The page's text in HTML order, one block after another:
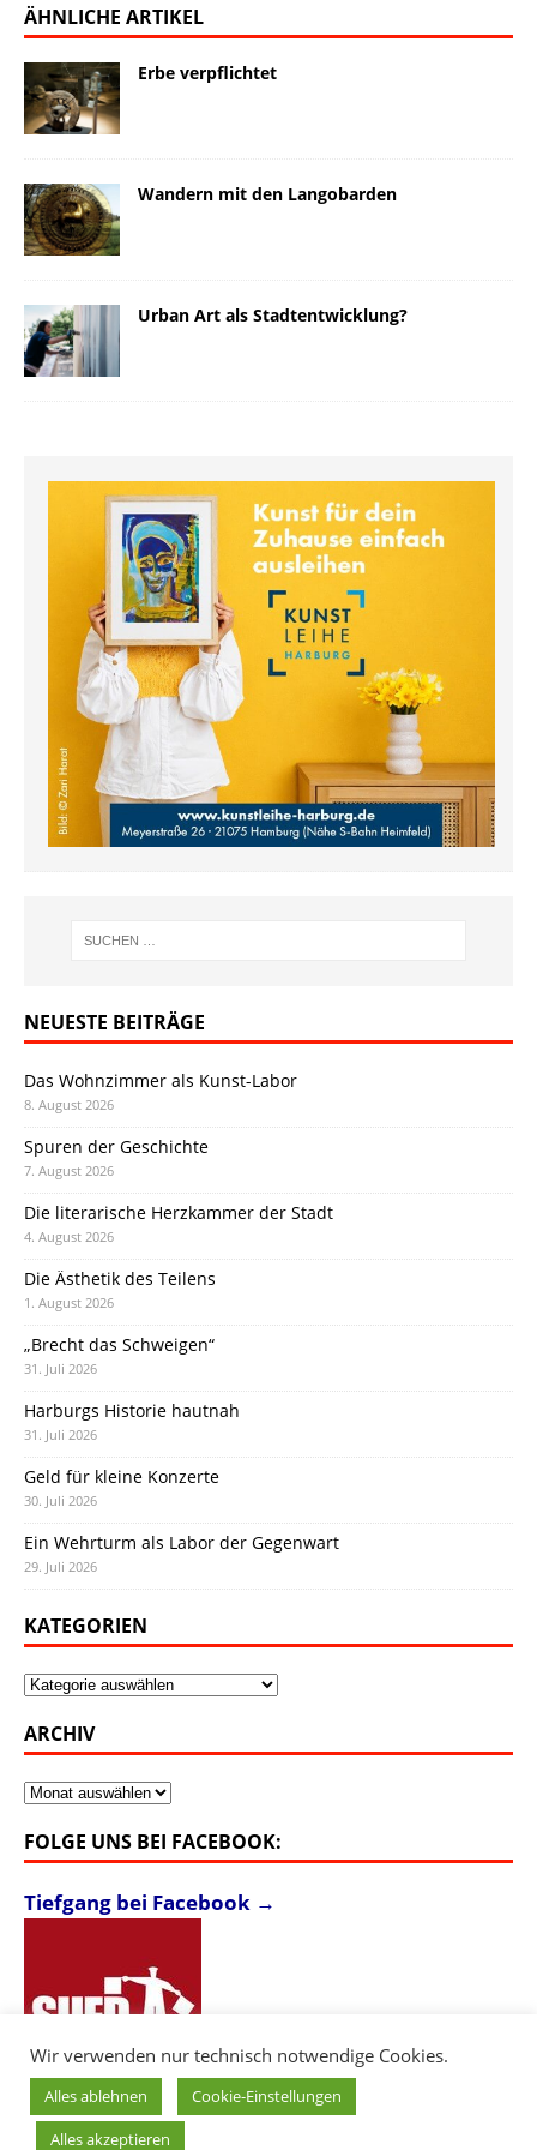
ÄHNLICHE ARTIKEL
Erbe verpflichtet
Wandern mit den Langobarden
Urban Art als Stadtentwicklung?
NEUESTE BEITRÄGE
Das Wohnzimmer als Kunst-Labor
8. August 2026
Spuren der Geschichte
7. August 2026
Die literarische Herzkammer der Stadt
4. August 2026
Die Ästhetik des Teilens
1. August 2026
„Brecht das Schweigen“
31. Juli 2026
Harburgs Historie hautnah
31. Juli 2026
Geld für kleine Konzerte
30. Juli 2026
Ein Wehrturm als Labor der Gegenwart
29. Juli 2026
KATEGORIEN
Kategorien
ARCHIV
Archiv
FOLGE UNS BEI FACEBOOK:
Tiefgang bei Facebook →
Wir verwenden nur technisch notwendige Cookies.
Alles ablehnen
Cookie-Einstellungen
Alles akzeptieren